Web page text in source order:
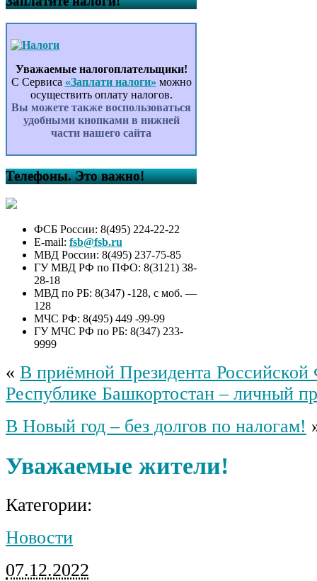
Уважаемые налогоплательщики!
С Сервиса «Заплати налоги» можно
осуществить оплату налогов.
Вы можете также воспользоваться
удобными кнопками в нижней
части нашего сайта
Телефоны. Это важно!
ФСБ России: 8(495) 224-22-22
E-mail: fsb@fsb.ru
МВД России: 8(495) 237-75-85
ГУ МВД РФ по ПФО: 8(3121) 38-
28-18
МВД по РБ: 8(347) -128, с моб. —
128
МЧС РФ: 8(495) 449 -99-99
ГУ МЧС РФ по РБ: 8(347) 233-
9999
« В приёмной Президента Российской
Республике Башкортостан – личный
В Новый год – без долгов по налогам!
Уважаемые жители!
Категории:
Новости
07.12.2022